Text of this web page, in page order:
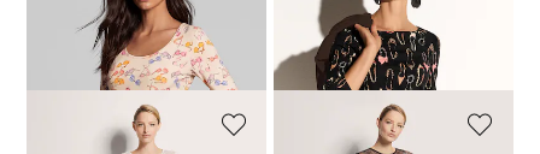
MADELEINE
Kurzarm-Shirt mit Sommerprint
139,00 CHF
MADELEINE
Stretchshirt mit Schuhprint
119,00 CHF